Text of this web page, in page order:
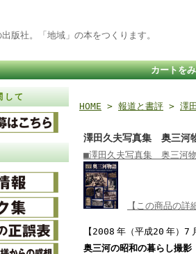
版社。「地域」の本をつくります。
カートを
して
HOME > 報道と書評 > 澤
澤田久夫写真集 奥三河
■澤田久夫写真集 奥三河
【この商品の詳
【2008 年（平成20 年）7
奥三河の昭和の暮らし撮影